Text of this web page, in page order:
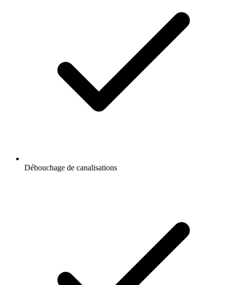
Débouchage de canalisations